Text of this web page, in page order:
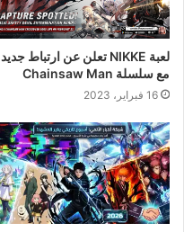
لعبة NIKKE تعلن عن ارتباط جديد
مع سلسلة Chainsaw Man
16 فبراير، 2023